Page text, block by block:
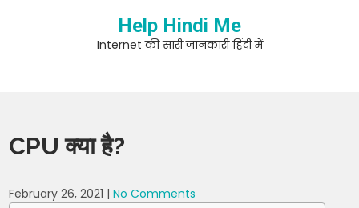
Help Hindi Me
Internet की सारी जानकारी हिंदी में
CPU क्या है?
February 26, 2021 |No Comments